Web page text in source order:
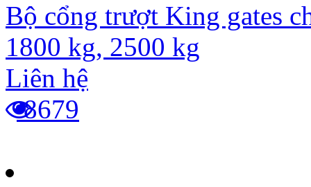
Bộ cổng trượt King gates
1800 kg, 2500 kg
Liên hệ
8679